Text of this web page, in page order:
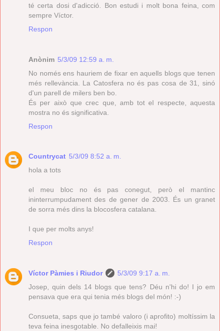
té certa dosi d'adicció. Bon estudi i molt bona feina, com
sempre Víctor.
Respon
Anònim 5/3/09 12:59 a. m.
No només ens hauriem de fixar en aquells blogs que tenen
més rellevància. La Catosfera no és pas cosa de 31, sinó
d'un parell de milers ben bo.
És per això que crec que, amb tot el respecte, aquesta
mostra no és significativa.
Respon
Countrycat 5/3/09 8:52 a. m.
hola a tots
el meu bloc no és pas conegut, però el mantinc
ininterrumpudament des de gener de 2003. És un granet
de sorra més dins la blocosfera catalana.
I que per molts anys!
Respon
Víctor Pàmies i Riudor
5/3/09 9:17 a. m.
Josep, quin dels 14 blogs que tens? Déu n'hi do! I jo em
pensava que era qui tenia més blogs del món! :-)
Consueta, saps que jo també valoro (i aprofito) moltíssim la
teva feina inesgotable. No defalleixis mai!